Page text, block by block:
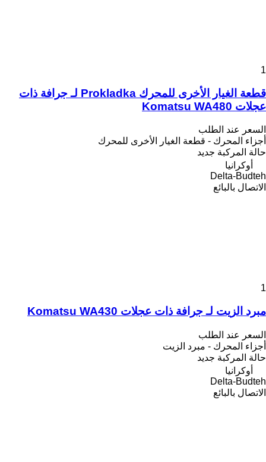
1
قطعة الغيار الأخرى للمحرك Prokladka لـ جرافة ذات
عجلات Komatsu WA480
السعر عند الطلب
أجزاء المحرك - قطعة الغيار الأخرى للمحرك
حالة المركبة جديد
أوكرانيا
Delta-Budteh
الاتصال بالبائع
1
مبرد الزيت لـ جرافة ذات عجلات Komatsu WA430
السعر عند الطلب
أجزاء المحرك - مبرد الزيت
حالة المركبة جديد
أوكرانيا
Delta-Budteh
الاتصال بالبائع